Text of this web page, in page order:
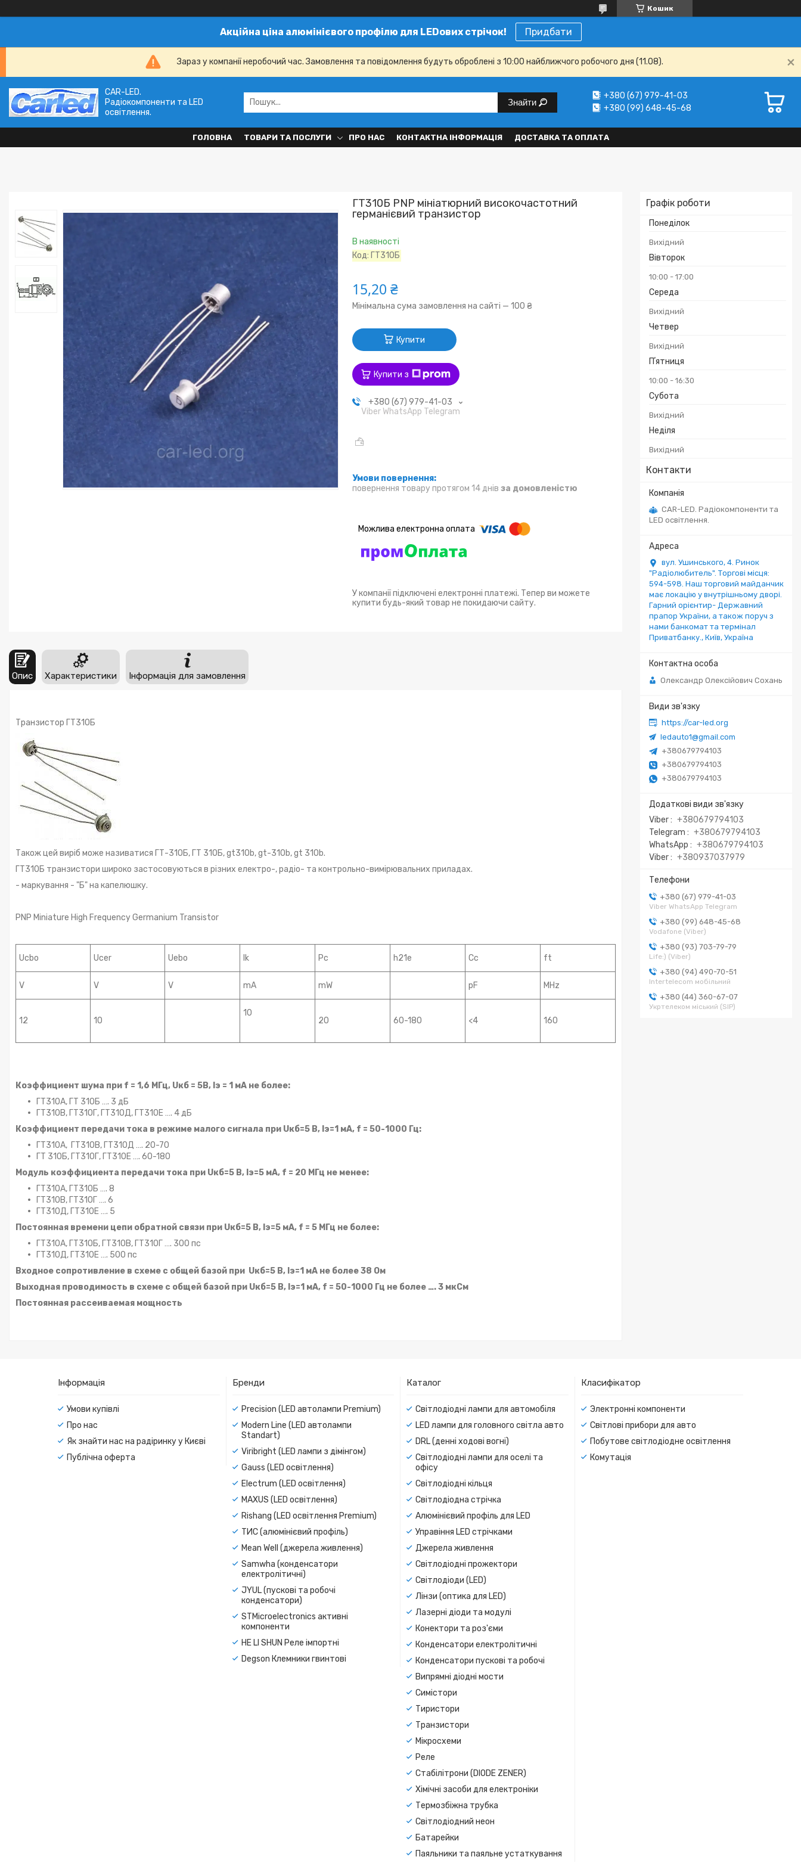
Кошик
Акційна ціна алюмінієвого профілю для LEDових стрічок! Придбати
Зараз у компанії неробочий час. Замовлення та повідомлення будуть оброблені з 10:00 найближчого робочого дня (11.08).
CAR-LED.
Радіокомпоненти та LED
освітлення.
Знайти
+380 (67) 979-41-03
+380 (99) 648-45-68
ГОЛОВНА ТОВАРИ ТА ПОСЛУГИ ПРО НАС КОНТАКТНА ІНФОРМАЦІЯ ДОСТАВКА ТА ОПЛАТА
Графік роботи
Понеділок
Вихідний
Вівторок
10:00 17:00
Середа
Вихідний
Четвер
Вихідний
Пʼятниця
10:00 16:30
Субота
Вихідний
Неділя
Вихідний
Контакти
CAR-LED. Радіокомпоненти та
LED освітлення.
вул. Ушинського, 4. Ринок
"Радіолюбитель". Торгові місця:
594-598. Наш торговий майданчик
має локацію у внутрішньому дворі.
Гарний орієнтир- Державний
прапор України, а також поруч з
нами банкомат та термінал
Приватбанку., Київ, Україна
Олександр Олексійович Сохань
https://car-led.org
ledauto1@gmail.com
+380679794103
+380679794103
+380679794103
Viber
+380679794103
Telegram
+380679794103
WhatsApp
+380679794103
Viber
+380937037979
+380 (67) 979-41-03
Viber WhatsApp Telegram
+380 (99) 648-45-68
Vodafone (Viber)
+380 (93) 703-79-79
Life:) (Viber)
+380 (94) 490-70-51
Intertelecom мобільний
+380 (44) 360-67-07
Укртелеком міський (SIP)
ГТ310Б PNP мініатюрний високочастотний
германієвий транзистор
В наявності
Код: ГТ310Б
15,20 ₴
Мінімальна сума замовлення на сайті — 100 ₴
Купити
Купити з
+380 (67) 979-41-03
Viber WhatsApp Telegram
повернення товару протягом 14 днів за домовленістю
У компанії підключені електронні платежі. Тепер ви можете
купити будь-який товар не покидаючи сайту.
Опис Характеристики Інформація для замовлення
Транзистор ГТ310Б
Також цей виріб може називатися ГТ-310Б, ГТ 310Б, gt310b, gt-310b, gt 310b.
ГТ310Б транзистори широко застосовуються в різних електро-, радіо- та контрольно-вимірювальних приладах.
- маркування - "Б" на капелюшку.
PNP Miniature High Frequency Germanium Transistor
Ucbo Ucer Uebo Ik Pc h21e Cc ft
V V V mA mW pF MHz
12 10
10
20 60-180 <4 160
Коэффициент шума при f = 1,6 МГц, Uкб = 5В, Iэ = 1 мА не более:
ГТ310А, ГТ 310Б …. 3 дБ
ГТ310В, ГТ310Г, ГТ310Д, ГТ310Е …. 4 дБ
Коэффициент передачи тока в режиме малого сигнала при Uкб=5 В, Iэ=1 мА, f = 50-1000 Гц:
ГТ310А, ГТ310В, ГТ310Д …. 20-70
ГТ 310Б, ГТ310Г, ГТ310Е …. 60-180
Модуль коэффициента передачи тока при Uкб=5 В, Iэ=5 мА, f = 20 МГц не менее:
ГТ310А, ГТ310Б …. 8
ГТ310В, ГТ310Г …. 6
ГТ310Д, ГТ310Е …. 5
Постоянная времени цепи обратной связи при Uкб=5 В, Iэ=5 мА, f = 5 МГц не более:
ГТ310А, ГТ310Б, ГТ310В, ГТ310Г …. 300 пс
ГТ310Д, ГТ310Е …. 500 пс
Входное сопротивление в схеме с общей базой при Uкб=5 В, Iэ=1 мА не более 38 Ом
Выходная проводимость в схеме с общей базой при Uкб=5 В, Iэ=1 мА, f = 50-1000 Гц не более …. 3 мкСм
Постоянная рассеиваемая мощность
Інформація
Умови купівлі
Про нас
Як знайти нас на радіринку у Києві
Публічна оферта
Бренди
Precision (LED автолампи Premium)
Modern Line (LED автолампи
Standart)
Viribright (LED лампи з дімінгом)
Gauss (LED освітлення)
Electrum (LED освітлення)
MAXUS (LED освітлення)
Rishang (LED освітлення Premium)
ТИС (алюмінієвий профіль)
Mean Well (джерела живлення)
Samwha (конденсатори
електролітичні)
JYUL (пускові та робочі
конденсатори)
STMicroelectronics активні
компоненти
HE LI SHUN Реле імпортні
Degson Клемники гвинтові
Каталог
Світлодіодні лампи для автомобіля
LED лампи для головного світла авто
DRL (денні ходові вогні)
Світлодіодні лампи для оселі та
офісу
Світлодіодні кільця
Світлодіодна стрічка
Алюмінієвий профіль для LED
Управіння LED стрічками
Джерела живлення
Світлодіодні прожектори
Світлодіоди (LED)
Лінзи (оптика для LED)
Лазерні діоди та модулі
Конектори та роз'єми
Конденсатори електролітичні
Конденсатори пускові та робочі
Випрямні діодні мости
Симістори
Тиристори
Транзистори
Мікросхеми
Реле
Стабілітрони (DIODE ZENER)
Хімічні засоби для електроніки
Термозбіжна трубка
Світлодіодний неон
Батарейки
Паяльники та паяльне устаткування
Класифікатор
Электронні компоненти
Світлові прибори для авто
Побутове світлодіодне освітлення
Комутація